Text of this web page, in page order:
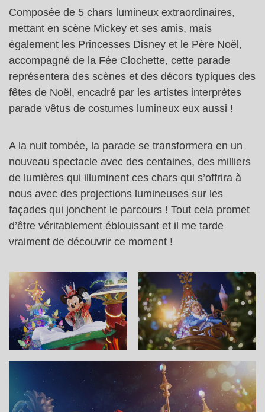
Composée de 5 chars lumineux extraordinaires,
mettant en scène Mickey et ses amis, mais
également les Princesses Disney et le Père Noël,
accompagné de la Fée Clochette, cette parade
représentera des scènes et des décors typiques des
fêtes de Noël, encadré par les artistes interprètes
parade vêtus de costumes lumineux eux aussi !
A la nuit tombée, la parade se transformera en un
nouveau spectacle avec des centaines, des milliers
de lumières qui illuminent ces chars qui s’offrira à
nous avec des projections lumineuses sur les
façades qui jonchent le parcours ! Tout cela promet
d’être véritablement éblouissant et il me tarde
vraiment de découvrir ce moment !